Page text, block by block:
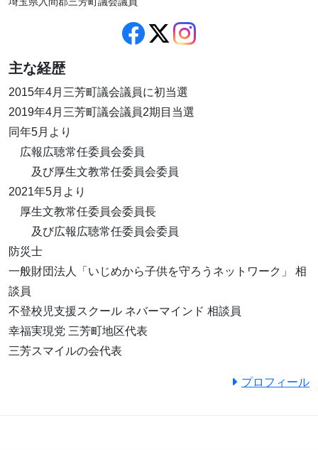
主な経歴
2015年4月三芳町議会議員に初当選
2019年4月三芳町議会議員2期目当選
同年5月より
広報広聴常任委員会委員
及び厚生文教常任委員会委員
2021年5月より
厚生文教常任委員会委員長
及び広報広聴常任委員会委員
防災士
一般財団法人「いじめから子供を守ろうネットワーク」 相
談員
不登校児支援スクール ネバーマインド 相談員
幸福実現党 三芳町地区代表
三芳スマイルの会代表
プロフィール